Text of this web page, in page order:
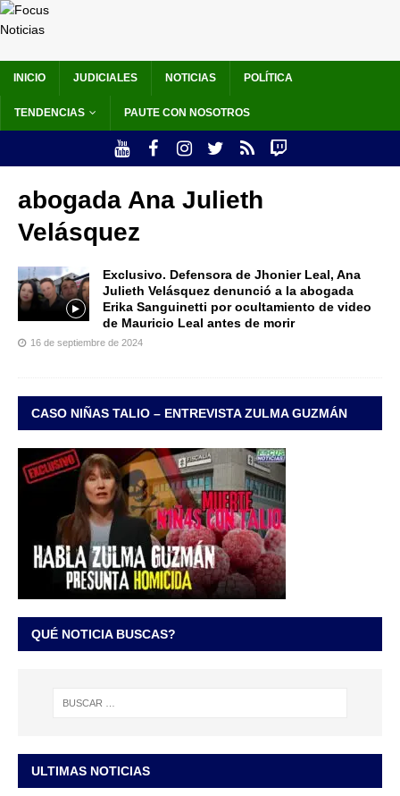
INICIO JUDICIALES NOTICIAS POLÍTICA
TENDENCIAS PAUTE CON NOSOTROS
abogada Ana Julieth
Velásquez
Exclusivo. Defensora de Jhonier Leal, Ana
Julieth Velásquez denunció a la abogada
Erika Sanguinetti por ocultamiento de video
de Mauricio Leal antes de morir
16 de septiembre de 2024
CASO NIÑAS TALIO – ENTREVISTA ZULMA GUZMÁN
QUÉ NOTICIA BUSCAS?
ULTIMAS NOTICIAS